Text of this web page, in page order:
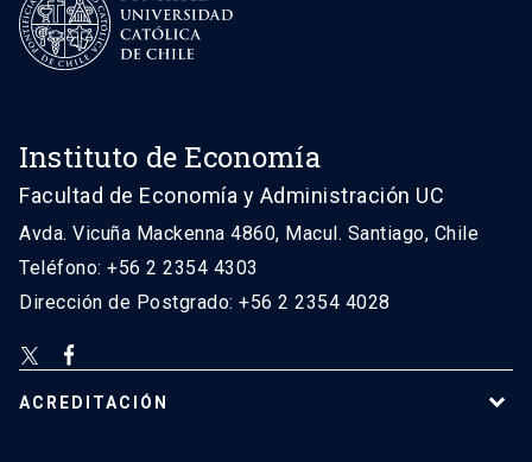
Instituto de Economía
Facultad de Economía y Administración UC
Avda. Vicuña Mackenna 4860, Macul. Santiago, Chile
Teléfono: +56 2 2354 4303
Dirección de Postgrado: +56 2 2354 4028
ACREDITACIÓN